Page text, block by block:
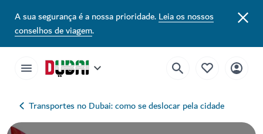
A sua segurança é a nossa prioridade.Leia os nossos
conselhos de viagem.
Transportes no Dubai: como se deslocar pela cidade